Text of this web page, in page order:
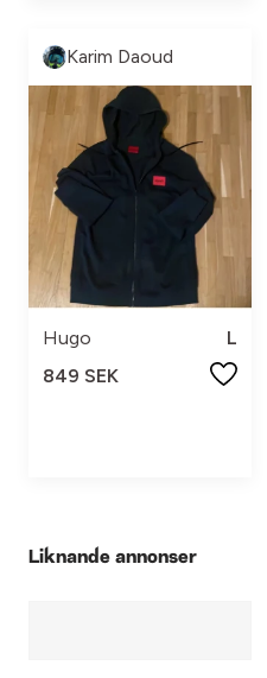
Karim Daoud
Hugo
L
849 SEK
Liknande annonser